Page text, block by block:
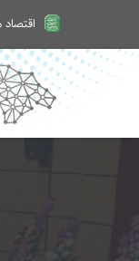
امروز